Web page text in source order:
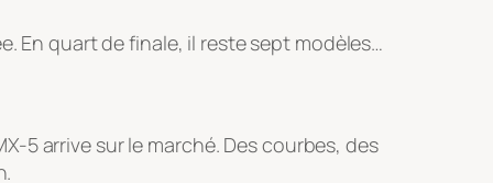
En quart de finale, il reste sept modèles…
5 arrive sur le marché. Des courbes, des